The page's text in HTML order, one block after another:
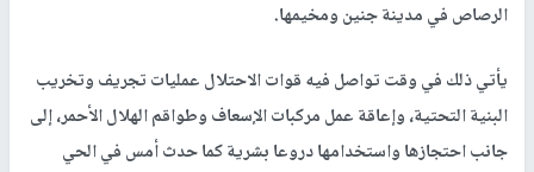
الرصاص في مدينة جنين ومخيمها.
يأتي ذلك في وقت تواصل فيه قوات الاحتلال عمليات تجريف وتخريب
البنية التحتية، وإعاقة عمل مركبات الإسعاف وطواقم الهلال الأحمر، إلى
جانب احتجازها واستخدامها دروعا بشرية كما حدث أمس في الحي